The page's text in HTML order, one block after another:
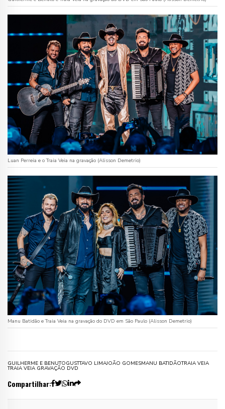
Luan Perreia e o Traia Veia na gravação (Alisson Demetrio)
Manu Batidão e Traia Veia na gravação do DVD em São Paulo (Alisson Demetrio)
GUILHERME E BENUTOGUSTTAVO LIMAJOÃO GOMESMANU BATIDÃOTRAIA VEIA
TRAIA VEIA GRAVAÇÃO DVD
Compartilhar: